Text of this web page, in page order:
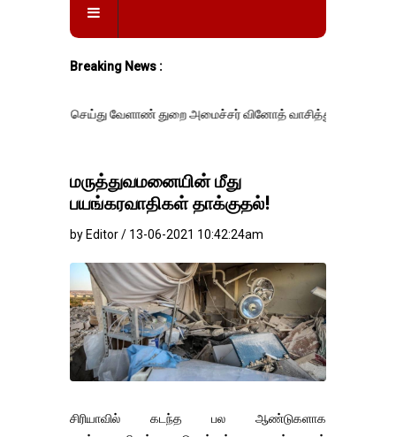
Breaking News :
வேளாண் துறை அமைச்சர் வினோத் வாசித்து வருகிறார். �.
மருத்துவமனையின் மீது
பயங்கரவாதிகள் தாக்குதல்!
by Editor / 13-06-2021 10:42:24am
சிரியாவில் கடந்த பல ஆண்டுகளாக